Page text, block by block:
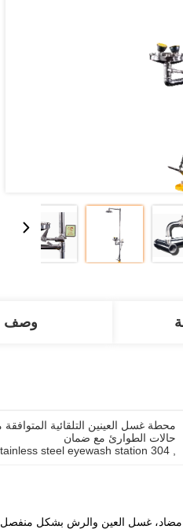
وصف
حالات الطوارئ مع ضمان
304 stainless steel eyewash station
مضاد، غسل العين والرش بشكل منفصل،